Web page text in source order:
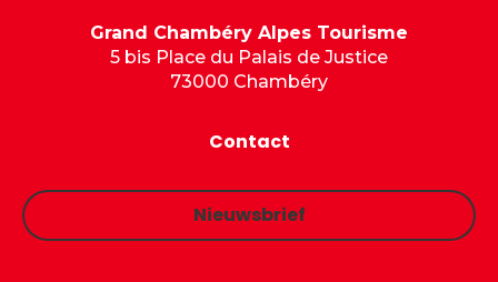
Grand Chambéry Alpes Tourisme
5 bis Place du Palais de Justice
73000 Chambéry
Contact
Nieuwsbrief